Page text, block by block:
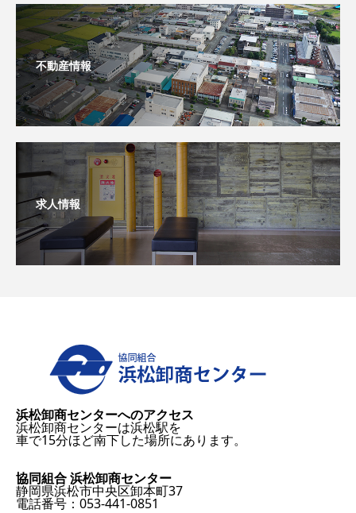
不動産情報
求人情報
浜松卸商センターへのアクセス
浜松卸商センターは浜松駅を
車で15分ほど南下した場所にあります。
協同組合 浜松卸商センター
静岡県浜松市中央区卸本町37
電話番号：053-441-0851